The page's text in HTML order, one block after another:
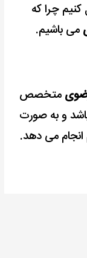
چرا که
می باشیم.
متخصص
و به صورت
انجام می دهد.